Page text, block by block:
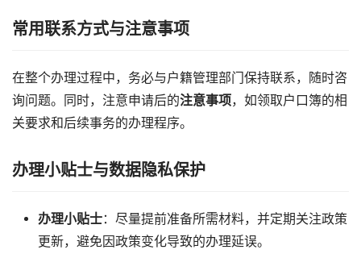
常用联系方式与注意事项
在整个办理过程中，务必与户籍管理部门保持联系，随时咨
询问题。同时，注意申请后的注意事项，如领取户口簿的相
关要求和后续事务的办理程序。
办理小贴士与数据隐私保护
办理小贴士：尽量提前准备所需材料，并定期关注政策
更新，避免因政策变化导致的办理延误。